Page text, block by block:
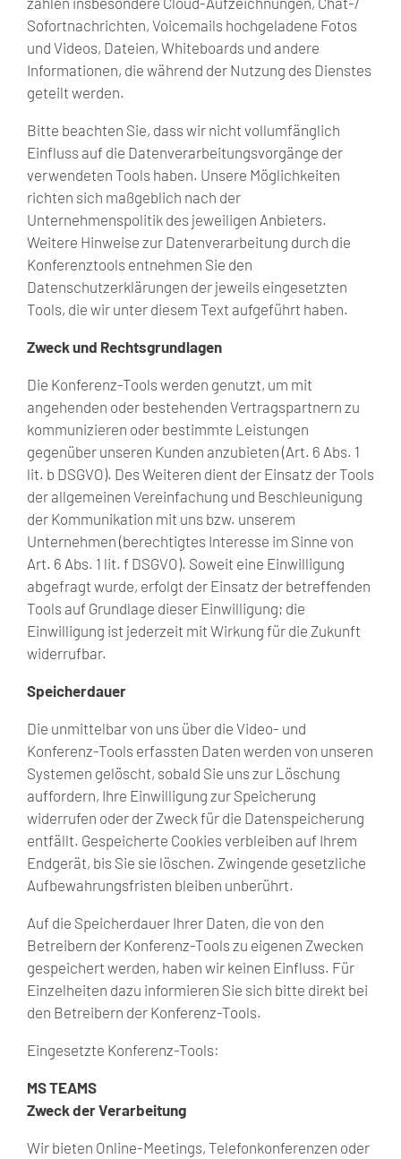
Sofortnachrichten, Voicemails hochgeladene Fotos
und Videos, Dateien, Whiteboards und andere
Informationen, die während der Nutzung des Dienstes
geteilt werden.
Bitte beachten Sie, dass wir nicht vollumfänglich
Einfluss auf die Datenverarbeitungsvorgänge der
verwendeten Tools haben. Unsere Möglichkeiten
richten sich maßgeblich nach der
Unternehmenspolitik des jeweiligen Anbieters.
Weitere Hinweise zur Datenverarbeitung durch die
Konferenztools entnehmen Sie den
Datenschutzerklärungen der jeweils eingesetzten
Tools, die wir unter diesem Text aufgeführt haben.
Zweck und Rechtsgrundlagen
Die Konferenz-Tools werden genutzt, um mit
angehenden oder bestehenden Vertragspartnern zu
kommunizieren oder bestimmte Leistungen
gegenüber unseren Kunden anzubieten (Art. 6 Abs. 1
lit. b DSGVO). Des Weiteren dient der Einsatz der Tools
der allgemeinen Vereinfachung und Beschleunigung
der Kommunikation mit uns bzw. unserem
Unternehmen (berechtigtes Interesse im Sinne von
Art. 6 Abs. 1 lit. f DSGVO). Soweit eine Einwilligung
abgefragt wurde, erfolgt der Einsatz der betreffenden
Tools auf Grundlage dieser Einwilligung; die
Einwilligung ist jederzeit mit Wirkung für die Zukunft
widerrufbar.
Speicherdauer
Die unmittelbar von uns über die Video- und
Konferenz-Tools erfassten Daten werden von unseren
Systemen gelöscht, sobald Sie uns zur Löschung
auffordern, Ihre Einwilligung zur Speicherung
widerrufen oder der Zweck für die Datenspeicherung
entfällt. Gespeicherte Cookies verbleiben auf Ihrem
Endgerät, bis Sie sie löschen. Zwingende gesetzliche
Aufbewahrungsfristen bleiben unberührt.
Auf die Speicherdauer Ihrer Daten, die von den
Betreibern der Konferenz-Tools zu eigenen Zwecken
gespeichert werden, haben wir keinen Einfluss. Für
Einzelheiten dazu informieren Sie sich bitte direkt bei
den Betreibern der Konferenz-Tools.
Eingesetzte Konferenz-Tools:
MS TEAMS
Zweck der Verarbeitung
Wir bieten Online-Meetings, Telefonkonferenzen oder